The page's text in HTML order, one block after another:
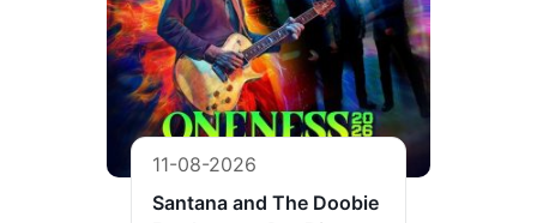
11-08-2026
Santana and The Doobie